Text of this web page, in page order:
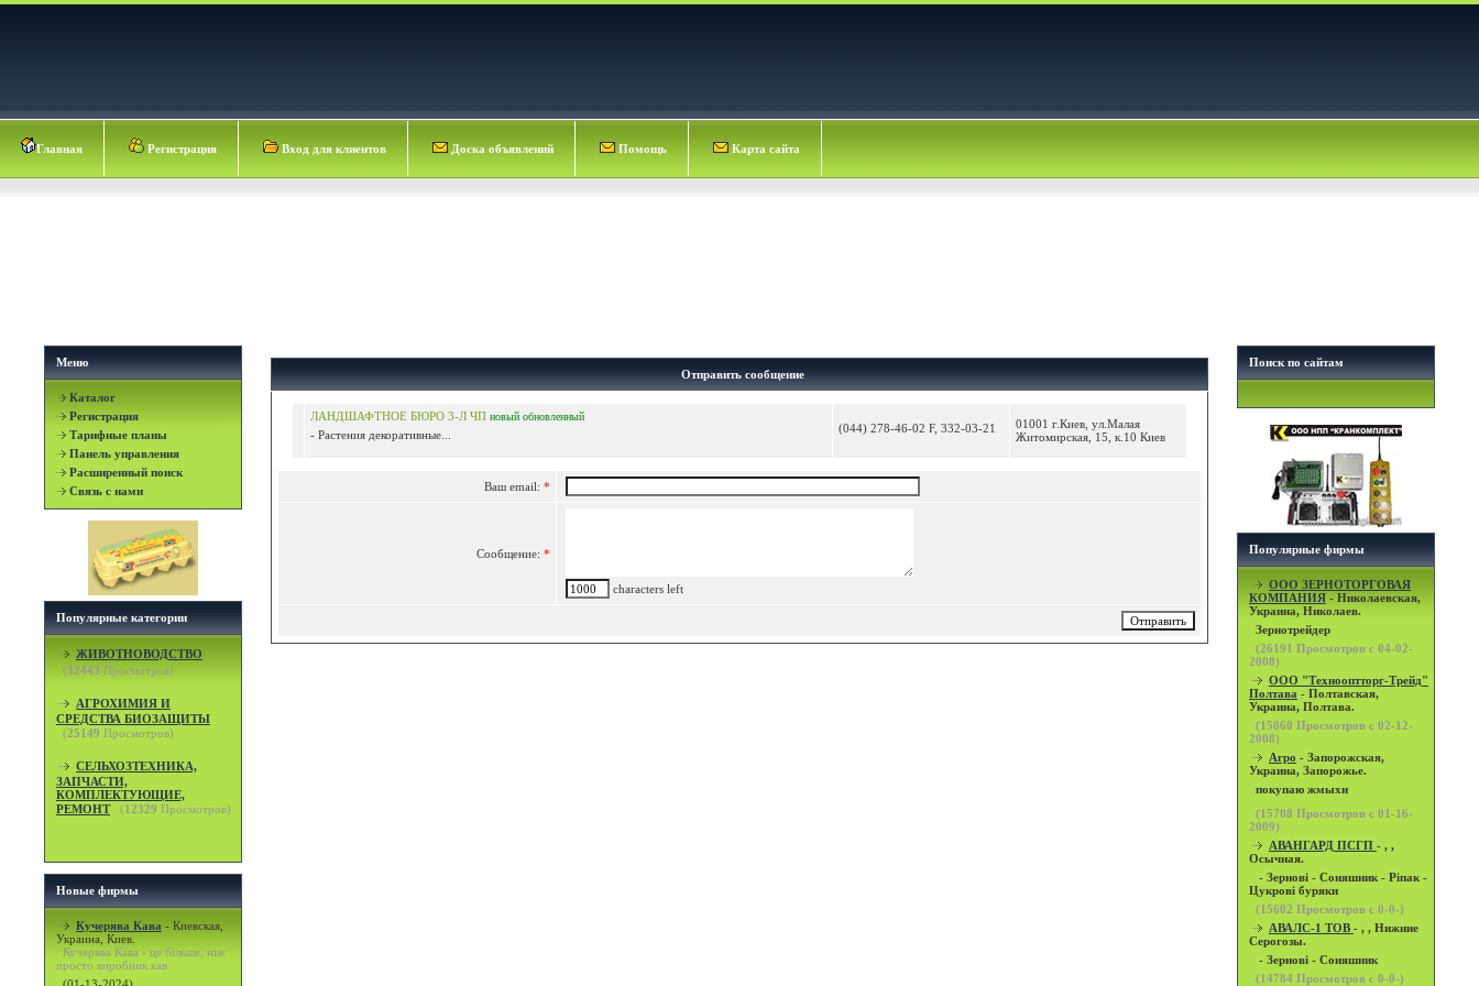
Главная Регистрация Вход для клиентов Доска объявлений Помощь Карта сайта
Меню
Каталог
Регистрация
Тарифные планы
Панель управления
Расширенный поиск
Связь с нами
Популярные категории
ЖИВОТНОВОДСТВО
(32443 Просмотров)
АГРОХИМИЯ И
СРЕДСТВА БИОЗАЩИТЫ
(25149 Просмотров)
СЕЛЬХОЗТЕХНИКА,
ЗАПЧАСТИ,
КОМПЛЕКТУЮЩИЕ,
РЕМОНТ
(12329 Просмотров)
Новые фирмы
Кучерява Кава - Киевская,
Украина, Киев.
Кучерява Кава - це більше, ніж
просто виробник кав
Отправить сообщение
ЛАНДШАФТНОЕ БЮРО 3-Л ЧП новый обновленный
- Растения декоративные... (044) 278-46-02 F, 332-03-21
01001 г.Киев, ул.Малая
Житомирская, 15, к.10 Киев
Ваш email: *
Сообщение: *
characters left
Поиск по сайтам
Популярные фирмы
OOO ЗЕРНОТОРГОВАЯ
КОМПАНИЯ - Николаевская,
Украина, Николаев.
Зернотрейдер
(26191 Просмотров с 04-02-
2008)
ООО "Технооптторг-Трейд"
Полтава - Полтавская,
Украина, Полтава.
(15860 Просмотров с 02-12-
2008)
Агро - Запорожская,
Украина, Запорожье.
покупаю жмыхи
(15708 Просмотров с 01-16-
2009)
АВАНГАРД ПСГП - , ,
Осычная.
- Зернові - Соняшник - Ріпак -
Цукрові буряки
(15602 Просмотров с 0-0-)
АВАЛС-1 ТОВ - , , Нижние
Серогозы.
- Зернові - Соняшник
(14784 Просмотров с 0-0-)